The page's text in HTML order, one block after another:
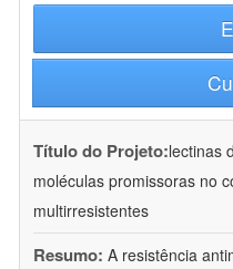
Título do Projeto:lectinas
moléculas promissoras no
multirresistentes
Resumo: A resistência